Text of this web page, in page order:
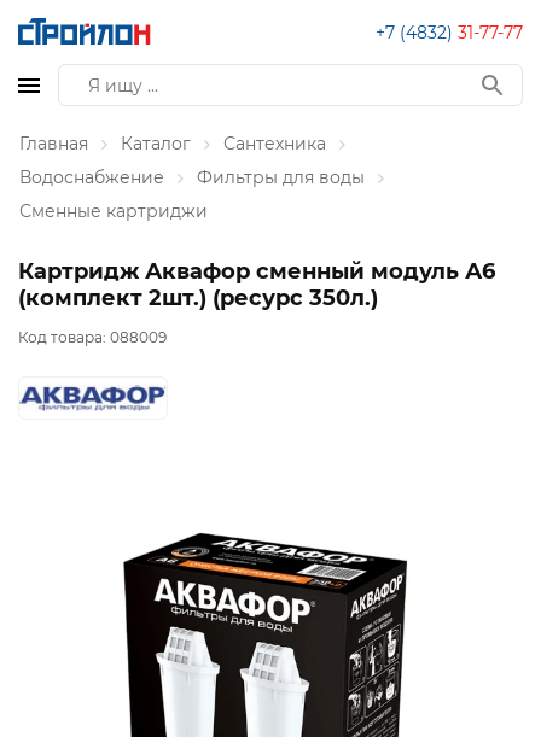
+7 (4832) 31-77-77
Главная Каталог
Сантехника
Водоснабжение
Фильтры для воды
Сменные картриджи
Картридж Аквафор сменный модуль А6
(комплект 2шт.) (ресурс 350л.)
Код товара: 088009